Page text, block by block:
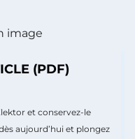
(PDF)
et conservez-le
aujourd’hui et plongez